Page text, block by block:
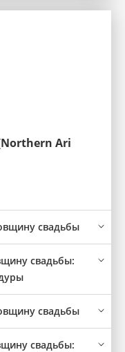
Ari
свадьбы
свадьбы:
свадьбы
свадьбы: